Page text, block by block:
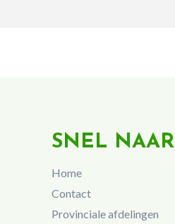
SNEL NAAR
Home
Contact
Provinciale afdelingen